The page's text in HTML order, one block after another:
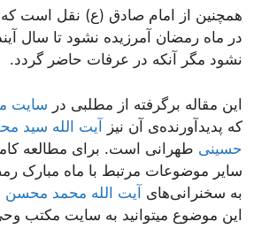
همچنین از امام صادق (ع) نقل است
در ماه رمضان آمرزیده نشود تا سال
نشود مگر آنکه در عرفات حاضر گردد.
این مقاله برگرفته از مطلبی در سایت
که پدیدآورنده‌ی آن نیز آیت الله سید
حسینی طهرانی است. برای مطالعه
سایر موضوعات مرتبط با ماه مبارک
به سخنرانی‌های آیت الله محمد محسن
این موضوع میتوانید به سایت مکتب